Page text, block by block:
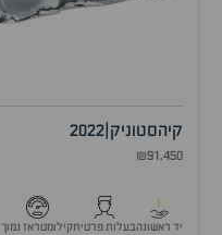
קיהסטוניק 2022
₪91,450
1
יד ראשונהבעלות פרטיתקילומטראז נמוך